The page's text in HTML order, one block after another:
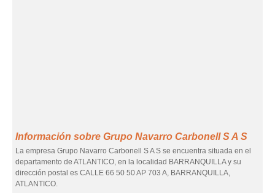
Información sobre Grupo Navarro Carbonell S A S
La empresa Grupo Navarro Carbonell S A S se encuentra situada en el
departamento de ATLANTICO, en la localidad BARRANQUILLA y su
dirección postal es CALLE 66 50 50 AP 703 A, BARRANQUILLA,
ATLANTICO.